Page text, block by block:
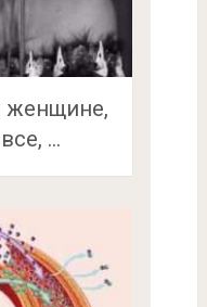
женщине,
…